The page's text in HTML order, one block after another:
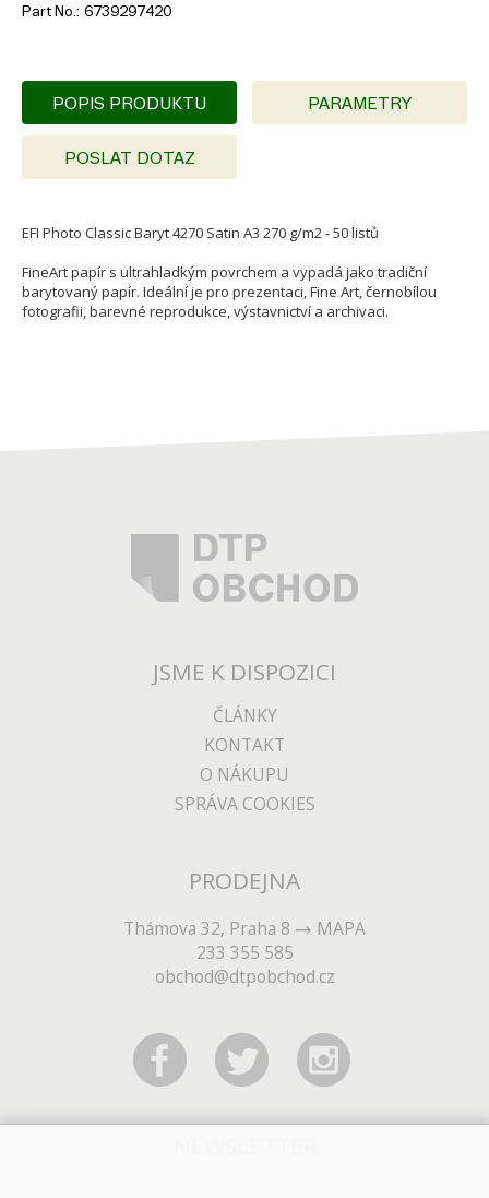
Part No. 6739297420
POPIS PRODUKTU PARAMETRY
POSLAT DOTAZ
EFI Photo Classic Baryt 4270 Satin A3 270 g/m2 - 50 listů
FineArt papír s ultrahladkým povrchem a vypadá jako tradiční
barytovaný papír. Ideální je pro prezentaci, Fine Art, černobílou
fotografii, barevné reprodukce, výstavnictví a archivaci.
JSME K DISPOZICI
ČLÁNKY
KONTAKT
O NÁKUPU
SPRÁVA COOKIES
PRODEJNA
Thámova 32, Praha 8
MAPA
233 355 585
obchod@dtpobchod.cz